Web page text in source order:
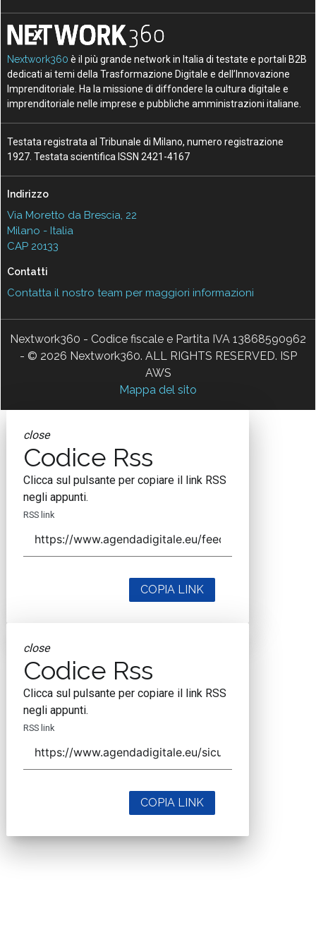
Nextwork360 è il più grande network in Italia di testate e portali B2B
dedicati ai temi della Trasformazione Digitale e dell’Innovazione
Imprenditoriale. Ha la missione di diffondere la cultura digitale e
imprenditoriale nelle imprese e pubbliche amministrazioni italiane.
Testata registrata al Tribunale di Milano, numero registrazione
1927. Testata scientifica ISSN 2421-4167
Indirizzo
Via Moretto da Brescia, 22
Milano - Italia
CAP 20133
Contatti
Contatta il nostro team per maggiori informazioni
Nextwork360 - Codice fiscale e Partita IVA 13868590962
- © 2026 Nextwork360. ALL RIGHTS RESERVED. ISP
AWS
Mappa del sito
close
Codice Rss
Clicca sul pulsante per copiare il link RSS
negli appunti.
RSS link
COPIA LINK
close
Codice Rss
Clicca sul pulsante per copiare il link RSS
negli appunti.
RSS link
COPIA LINK